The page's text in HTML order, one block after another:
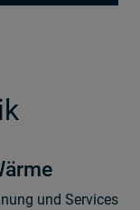
und Services